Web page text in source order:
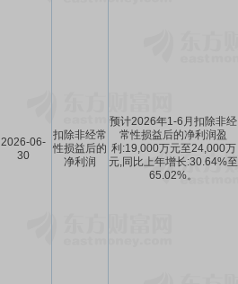
2026-06-
30
扣除非经常
性损益后的
净利润
预计2026年1-6月扣除非经
常性损益后的净利润盈
利:19,000万元至24,000万
元,同比上年增长:30.64%至
65.02%。